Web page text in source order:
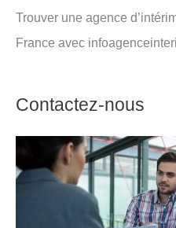
Trouver une agence
France avec
Contactez-nous